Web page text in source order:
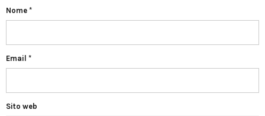
Nome *
Email *
Sito web